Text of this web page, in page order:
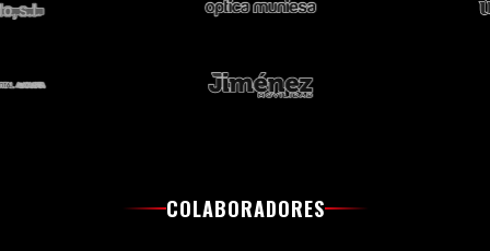
COLABORADORES